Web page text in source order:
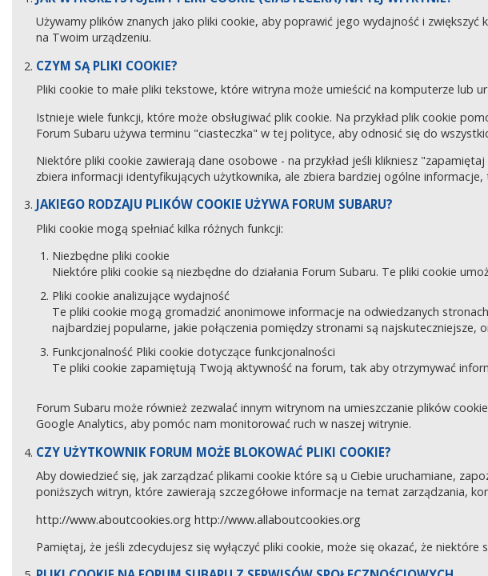
Używamy plików znanych jako pliki cookie, aby poprawić jego wydajność i
na Twoim urządzeniu.
CZYM SĄ PLIKI COOKIE?
Pliki cookie to małe pliki tekstowe, które witryna może umieścić na komputerze lub
Istnieje wiele funkcji, które może obsługiwać plik cookie. Na przykład plik cookie
Forum Subaru używa terminu "ciasteczka" w tej polityce, aby odnosić się do
Niektóre pliki cookie zawierają dane osobowe - na przykład jeśli klikniesz
zbiera informacji identyfikujących użytkownika, ale zbiera bardziej ogólne
JAKIEGO RODZAJU PLIKÓW COOKIE UŻYWA FORUM SUBARU?
Pliki cookie mogą spełniać kilka różnych funkcji:
Niezbędne pliki cookie
Niektóre pliki cookie są niezbędne do działania Forum Subaru. Te pliki cookie
Pliki cookie analizujące wydajność
Te pliki cookie mogą gromadzić anonimowe informacje na odwiedzanych
najbardziej popularne, jakie połączenia pomiędzy stronami są
Funkcjonalność Pliki cookie dotyczące funkcjonalności
Te pliki cookie zapamiętują Twoją aktywność na forum, tak aby otrzymywać
Forum Subaru może również zezwalać innym witrynom na umieszczanie plików
Google Analytics, aby pomóc nam monitorować ruch w naszej witrynie.
CZY UŻYTKOWNIK FORUM MOŻE BLOKOWAĆ PLIKI COOKIE?
Aby dowiedzieć się, jak zarządzać plikami cookie które są u Ciebie uruchamiane,
poniższych witryn, które zawierają szczegółowe informacje na temat zarządzania,
http://www.aboutcookies.org http://www.allaboutcookies.org
Pamiętaj, że jeśli zdecydujesz się wyłączyć pliki cookie, może się okazać, że niektóre